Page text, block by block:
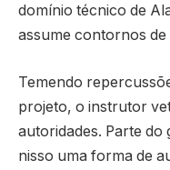
domínio técnico de
assume contornos
Temendo
projeto, o instrutor
autoridades. Parte
nisso uma forma de